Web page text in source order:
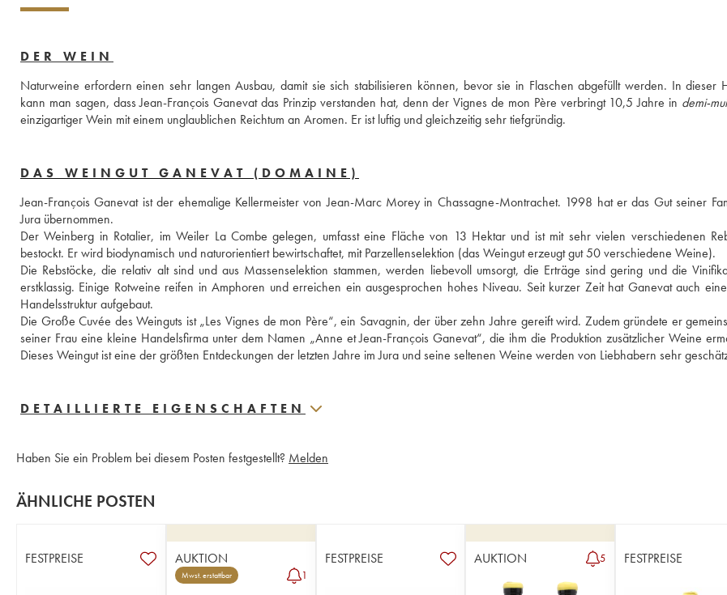
DER WEIN
Naturweine erfordern einen sehr langen Ausbau, damit sie sich stabilisieren können, bevor sie in Flaschen abgefüllt werden. In dieser
kann man sagen, dass Jean-François Ganevat das Prinzip verstanden hat, denn der Vignes de mon Père verbringt 10,5 Jahre in demi-
einzigartiger Wein mit einem unglaublichen Reichtum an Aromen. Er ist luftig und gleichzeitig sehr tiefgründig.
DAS WEINGUT GANEVAT (DOMAINE)
Jean-François Ganevat ist der ehemalige Kellermeister von Jean-Marc Morey in Chassagne-Montrachet. 1998 hat er das Gut seiner
Jura übernommen.
Der Weinberg in Rotalier, im Weiler La Combe gelegen, umfasst eine Fläche von 13 Hektar und ist mit sehr vielen verschiedenen
bestockt. Er wird biodynamisch und naturorientiert bewirtschaftet, mit Parzellenselektion (das Weingut erzeugt gut 50 verschiedene Weine).
Die Rebstöcke, die relativ alt sind und aus Massenselektion stammen, werden liebevoll umsorgt, die Erträge sind gering und die
erstklassig. Einige Rotweine reifen in Amphoren und erreichen ein ausgesprochen hohes Niveau. Seit kurzer Zeit hat Ganevat auch
Handelsstruktur aufgebaut.
Die Große Cuvée des Weinguts ist „Les Vignes de mon Père“, ein Savagnin, der über zehn Jahre gereift wird. Zudem gründete er
seiner Frau eine kleine Handelsfirma unter dem Namen „Anne et Jean-François Ganevat“, die ihm die Produktion zusätzlicher Weine
Dieses Weingut ist eine der größten Entdeckungen der letzten Jahre im Jura und seine seltenen Weine werden von Liebhabern sehr
DETAILLIERTE EIGENSCHAFTEN
Haben Sie ein Problem bei diesem Posten festgestellt? Melden
ÄHNLICHE POSTEN
FESTPREISE AUKTION
Mwst. erstattbar 1
FESTPREISE AUKTION 5 FESTPREISE